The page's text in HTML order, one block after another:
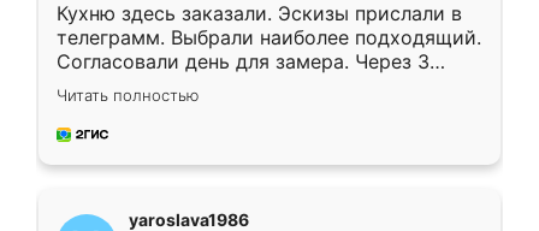
Кухню здесь заказали. Эскизы прислали в
телеграмм. Выбрали наиболее подходящий.
Согласовали день для замера. Через 3
недели кухня была уже готова. Остались
довольны работой. Спасибо Ренессанс
мебель за качественную работу!
Читать полностью
yaroslava1986